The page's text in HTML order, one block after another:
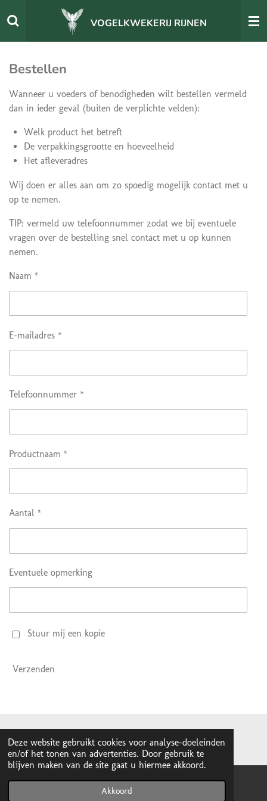
Deze website gebruikt cookies voor analyse-doeleinden
en/of het tonen van advertenties. Door gebruik te
blijven maken van de site gaat u hiermee akkoord.
Akkoord
Ga
direct
naar
hoofdinhoud
VOGELKWEKERIJ RIJNEN
Bestellen
Wanneer u voeders of benodigheden wilt bestellen vermeld
dan in ieder geval (buiten de verplichte velden):
Welk product het betreft
De verpakkingsgrootte en hoeveelheid
Het afleveradres
Wij doen er alles aan om zo spoedig mogelijk contact met u
op te nemen.
TIP: vermeld uw telefoonnummer zodat we bij eventuele
vragen over de bestelling snel contact met u op kunnen
nemen.
Naam *
E-mailadres *
Telefoonnummer *
Productnaam *
Aantal *
Eventuele opmerking
Stuur mij een kopie
Verzenden
© 2020 - Vogelkweker-rijnen.nl
E-mailadres